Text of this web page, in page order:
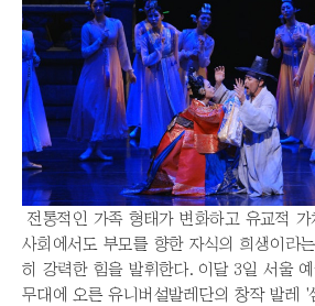
전통적인 가족 형태가 변화하고 유교적 가
사회에서도 부모를 향한 자식의 희생이라
히 강력한 힘을 발휘한다. 이달 3일 서울
무대에 오른 유니버설발레단의 창작 발레 '